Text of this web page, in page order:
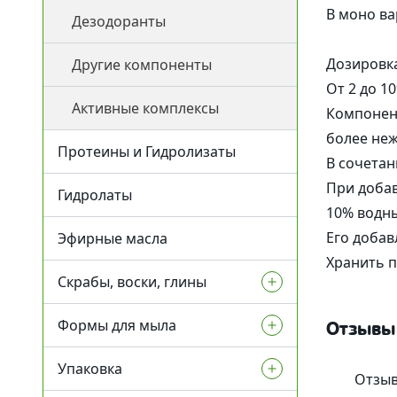
УФ-фильтры
Для загара
После загара
Дезодоранты
Другие компоненты
Активные комплексы
Протеины и Гидролизаты
Гидролаты
Эфирные масла
Скрабы, воски, глины
Глины и пудры
Воски и смолы
Формы для мыла
Формы силиконовые для
мыла
Упаковка
В моно
От 2 до
более
В
При
10%
Его
Хранить
Отзывы